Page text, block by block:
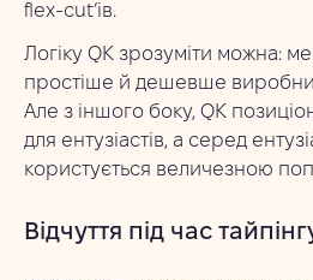
flex-cut’ів.
Логіку QK зрозуміти можна:
простіше й дешевше
Але з іншого боку, QK
для ентузіастів, а серед
користується величезною
Відчуття під час